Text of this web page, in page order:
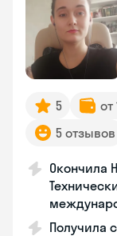
5 от
5 отзывов
Окончила
Получила